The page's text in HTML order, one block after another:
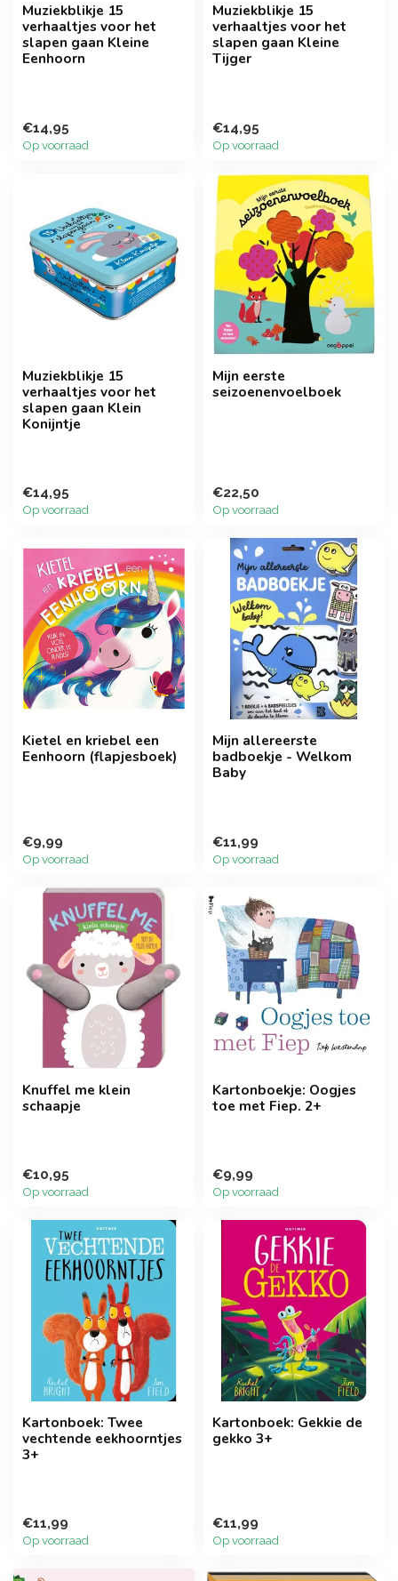
Muziekblikje 15
verhaaltjes voor het
slapen gaan Kleine
Eenhoorn
€14,95
Op voorraad
Muziekblikje 15
verhaaltjes voor het
slapen gaan Kleine
Tijger
€14,95
Op voorraad
Muziekblikje 15
verhaaltjes voor het
slapen gaan Klein
Konijntje
€14,95
Op voorraad
Mijn eerste
seizoenenvoelboek
€22,50
Op voorraad
Kietel en kriebel een
Eenhoorn (flapjesboek)
€9,99
Op voorraad
Mijn allereerste
badboekje - Welkom
Baby
€11,99
Op voorraad
Knuffel me klein
schaapje
€10,95
Op voorraad
Kartonboekje: Oogjes
toe met Fiep. 2+
€9,99
Op voorraad
Kartonboek: Twee
vechtende eekhoorntjes
3+
€11,99
Op voorraad
Kartonboek: Gekkie de
gekko 3+
€11,99
Op voorraad